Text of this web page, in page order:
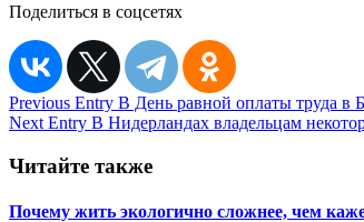
Поделиться в соцсетях
Навигация
по
записям
Previous Entry В День равной оплаты труда в
Next Entry В Нидерландах владельцам
Читайте также
Почему жить экологично сложнее, чем